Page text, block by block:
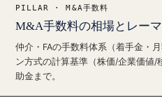
PILLAR · M&A手数料
M&A手数料の相場とレー
仲介・FAの手数料体系（着手金・
ン方式の計算基準（株価/企業価値/
助金まで。